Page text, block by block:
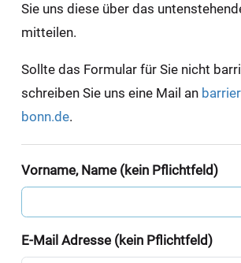
Sie uns diese über das
mitteilen.
Sollte das Formular für Sie nicht
schreiben Sie uns eine Mail an
bonn.de.
Vorname, Name (kein Pflichtfeld)
E-Mail Adresse (kein Pflichtfeld)